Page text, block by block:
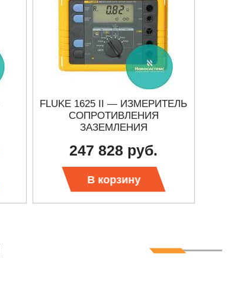
FLUKE 1625 II — ИЗМЕРИТЕЛЬ
СОПРОТИВЛЕНИЯ
ЗАЗЕМЛЕНИЯ
247 828 руб.
В корзину